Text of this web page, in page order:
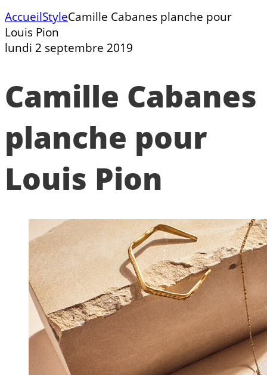
AccueilStyleCamille Cabanes planche pour
Louis Pion
lundi 2 septembre 2019
Camille Cabanes
planche pour
Louis Pion